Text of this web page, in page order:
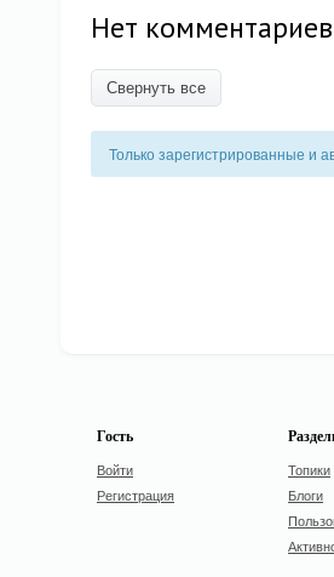
Нет комментариев
Свернуть все
Только зарегистрированные и
Гость
Войти
Регистрация
Топики
Блоги